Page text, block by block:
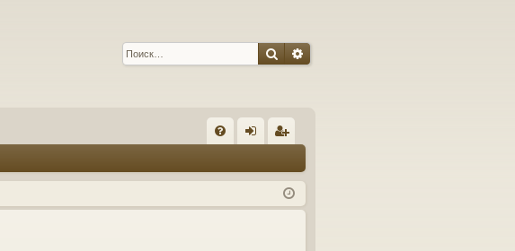
ПоискРасширенный поиск
Q д ис
тр